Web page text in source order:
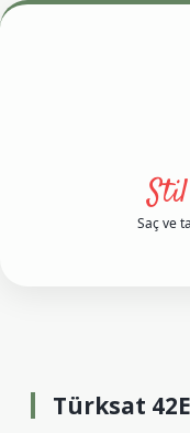
Saç ve
Türksat